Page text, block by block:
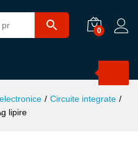
0
/ Circuite integrate /
lipire